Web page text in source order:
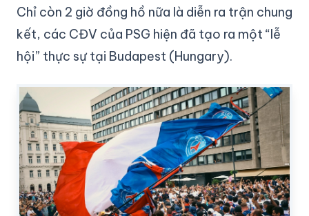
Chỉ còn 2 giờ đồng hồ nữa là diễn ra trận chung
kết, các CĐV của PSG hiện đã tạo ra một “lễ
hội” thực sự tại Budapest (Hungary).